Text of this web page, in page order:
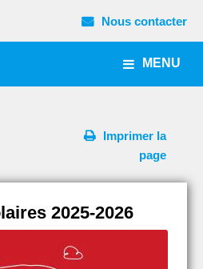
Nous contacter
MENU
Imprimer la
page
2025-2026